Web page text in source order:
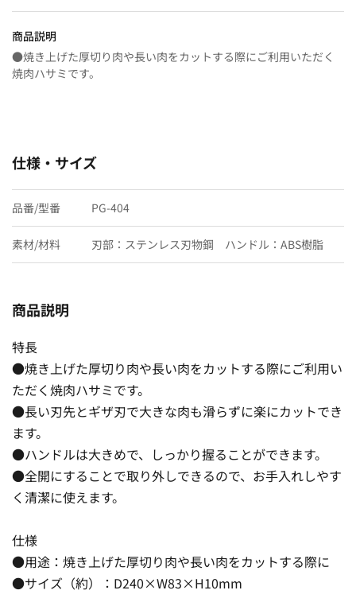
商品説明
●焼き上げた厚切り肉や長い肉をカットする際にご利用いただく
焼肉ハサミです。
仕様・サイズ
品番/型番 PG-404
素材/材料 刃部：ステンレス刃物鋼 ハンドル：ABS樹脂
商品説明
特長
●焼き上げた厚切り肉や長い肉をカットする際にご利用い
ただく焼肉ハサミです。
●長い刃先とギザ刃で大きな肉も滑らずに楽にカットでき
ます。
●ハンドルは大きめで、しっかり握ることができます。
●全開にすることで取り外しできるので、お手入れしやす
く清潔に使えます。
仕様
●用途：焼き上げた厚切り肉や長い肉をカットする際に
●サイズ（約）：D240×W83×H10mm